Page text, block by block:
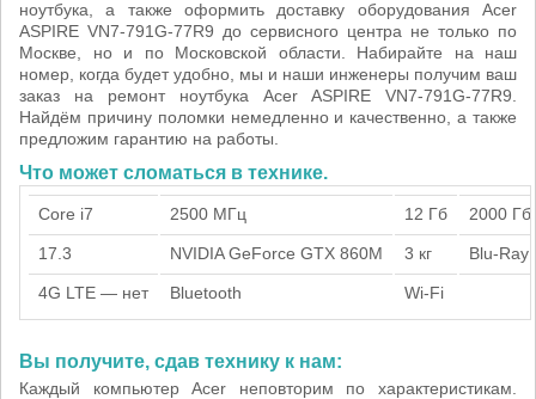
ноутбука, а также оформить доставку оборудования Acer
ASPIRE VN7-791G-77R9 до сервисного центра не только по
Москве, но и по Московской области. Набирайте на наш
номер, когда будет удобно, мы и наши инженеры получим ваш
заказ на ремонт ноутбука Acer ASPIRE VN7-791G-77R9.
Найдём причину поломки немедленно и качественно, а также
предложим гарантию на работы.
Что может сломаться в технике.
Core i7 2500 МГц 12 Гб 2000 Гб
17.3 NVIDIA GeForce GTX 860M 3 кг Blu-Ray
4G LTE — нет Bluetooth Wi-Fi
Вы получите, сдав технику к нам:
Каждый компьютер Acer неповторим по характеристикам.